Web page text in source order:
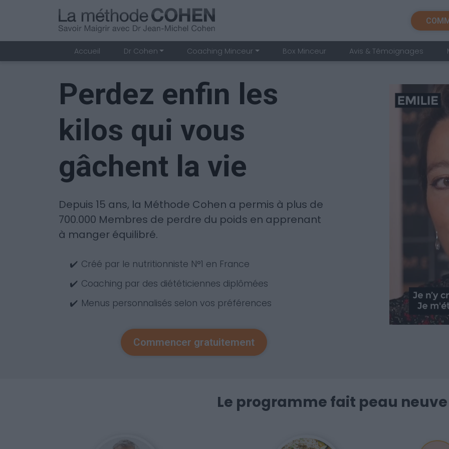
Accueil Dr Cohen Coaching Minceur Box Minceur Avis & Témoignages
Perdez enfin les
kilos qui vous
gâchent la vie
Depuis 15 ans, la Méthode Cohen a permis à plus de
700.000 Membres de perdre du poids en apprenant
à manger équilibré.
✔️ Créé par le nutritionniste N°1 en France
✔️ Coaching par des diététiciennes diplômées
✔️ Menus personnalisés selon vos préférences
Commencer gratuitement
Le programme fait peau